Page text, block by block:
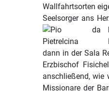
Wallfahrtsorten
Seelsorger ans
dann in der Sala
Erzbischof
anschließend, wie
Missionare der